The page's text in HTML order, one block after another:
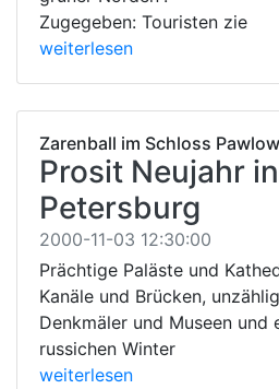
Zugegeben: Touristen zie
weiterlesen
Zarenball im Schloss
Prosit Neujahr
Petersburg
2000-11-03 12:30:00
Prächtige Paläste und
Kanäle und Brücken,
Denkmäler und Museen und
russichen Winter
weiterlesen